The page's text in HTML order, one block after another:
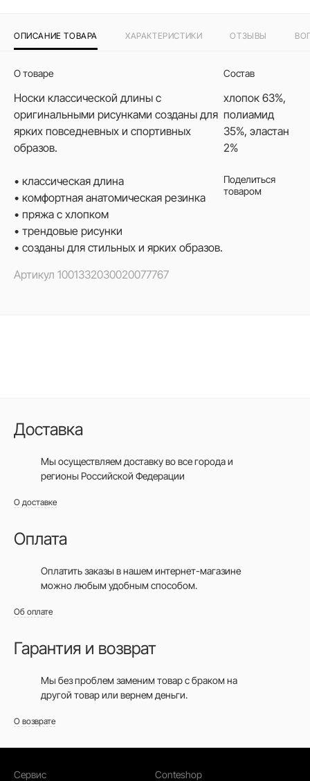
ОПИСАНИЕ ТОВАРА ХАРАКТЕРИСТИКИ ОТЗЫВЫ
О товаре
Носки классической длины с
оригинальными рисунками созданы для
ярких повседневных и спортивных
образов.
• классическая длина
• комфортная анатомическая резинка
• пряжа с хлопком
• трендовые рисунки
• созданы для стильных и ярких образов.
Артикул 1001332030020077767
Состав
хлопок 63%,
полиамид
35%, эластан
2%
Поделиться
товаром
Доставка
Мы осуществляем доставку во все городаи
регионы Российской Федерации
О доставке
Оплата
Оплатить заказы в нашем интернет-магазине
можно любым удобным способом.
Об оплате
Гарантия и возврат
Мы без проблем заменим товар с браком на
другой товар или вернем деньги.
О возврате
Сервис Conteshop